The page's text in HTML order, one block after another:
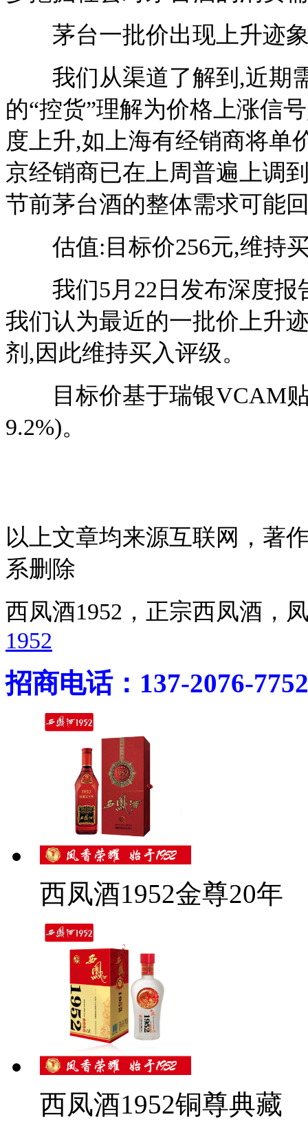
茅台一批价出现上升迹
我们从渠道了解到,近期
的“控货”理解为价格上涨信
度上升,如上海有经销商将单
京经销商已在上周普遍上调
节前茅台酒的整体需求可能
估值:目标价256元,维持
我们5月22日发布深度报
我们认为最近的一批价上升
剂,因此维持买入评级。
目标价基于瑞银VCAM贴
9.2%)。
以上文章均来源互联网，著
系删除
西凤酒1952，正宗西凤酒
1952
招商电话：137-2076-7752
西凤酒1952金尊20年
西凤酒1952铜尊典藏